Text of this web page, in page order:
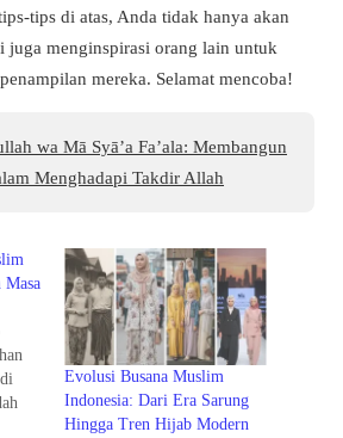
tips di atas, Anda tidak hanya akan
juga menginspirasi orang lain untuk
mereka. Selamat mencoba!
wa Mā Syā’a Fa’ala: Membangun
Menghadapi Takdir Allah
Evolusi Busana Muslim
Indonesia: Dari Era Sarung
Hingga Tren Hijab Modern